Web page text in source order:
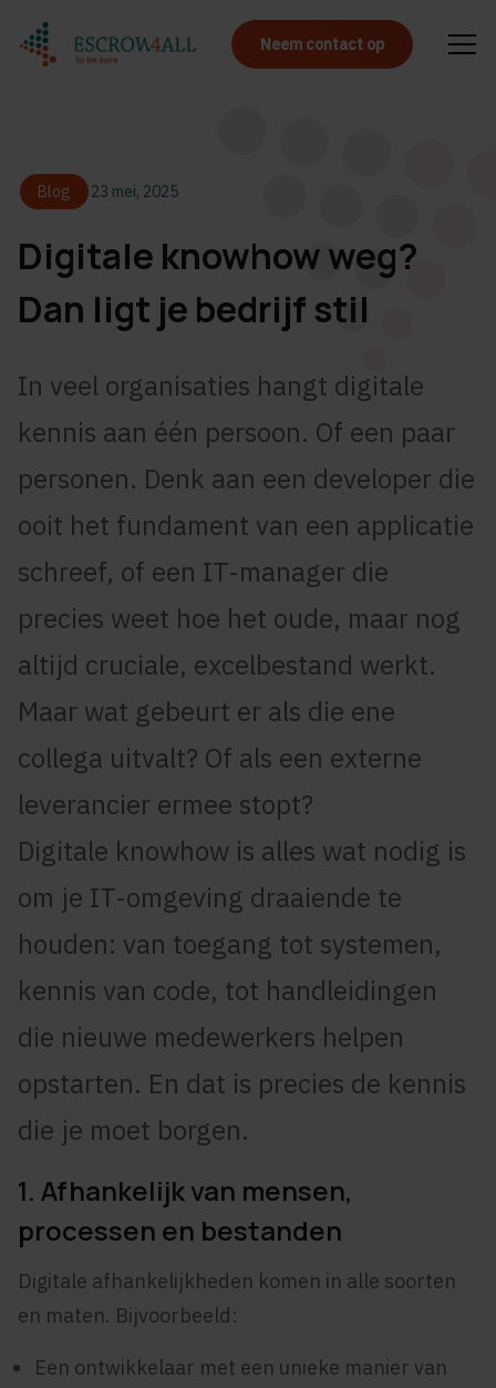
Neem contact op
Blog 23 mei, 2025
Digitale knowhow weg?
Dan ligt je bedrijf stil
In veel organisaties hangt digitale
kennis aan één persoon. Of een paar
personen. Denk aan een developer die
ooit het fundament van een applicatie
schreef, of een IT-manager die
precies weet hoe het oude, maar nog
altijd cruciale, excelbestand werkt.
Maar wat gebeurt er als die ene
collega uitvalt? Of als een externe
leverancier ermee stopt?
Digitale knowhow is alles wat nodig is
om je IT-omgeving draaiende te
houden: van toegang tot systemen,
kennis van code, tot handleidingen
die nieuwe medewerkers helpen
opstarten. En dat is precies de kennis
die je moet borgen.
1. Afhankelijk van mensen,
processen en bestanden
Digitale afhankelijkheden komen in alle soorten
en maten. Bijvoorbeeld:
Een ontwikkelaar met een unieke manier van